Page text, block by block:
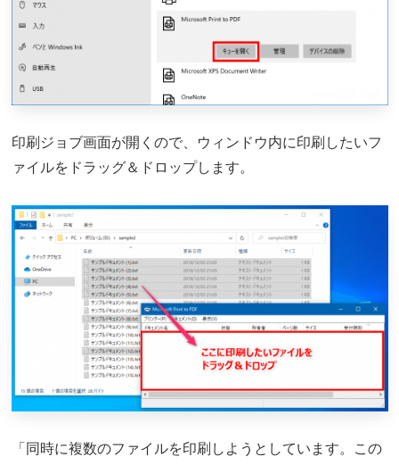
印刷ジョブ画面が開くので、ウィンドウ内に印刷したいフ
ァイルをドラッグ＆ドロップします。
「同時に複数のファイルを印刷しようとしています。この